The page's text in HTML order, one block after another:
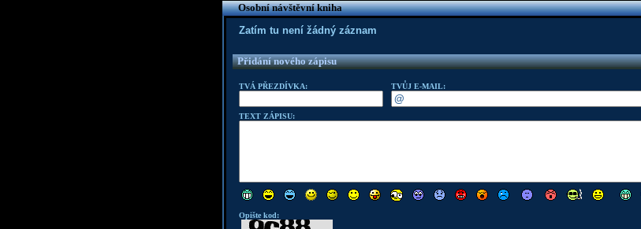
Osobní návštěvní kniha
Zatím tu není žádný záznam
Přidání nového zápisu
TVÁ PŘEZDÍVKA: TVŮJ E-MAIL:
TEXT ZÁPISU:
Opište kod: